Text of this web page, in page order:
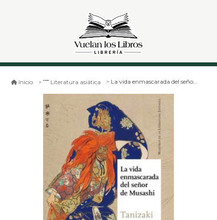
Inicio Literatura asiática La vida enmascarada del señor de musashi